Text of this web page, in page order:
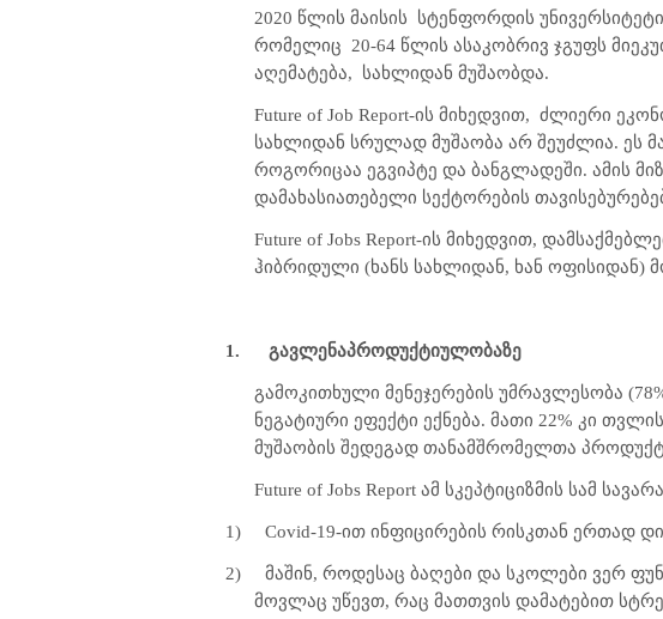
2020 წლის მაისის სტენფორდის
რომელიც
20-64 წლის ასაკობრივ ჯგუფს
აღემატება,
სახლიდან მუშაობდა.
Future of Job Report-ის მიხედვით, ძლიერი
სახლიდან სრულად მუშაობა არ შეუძლია. ეს
როგორიცაა ეგვიპტე და ბანგლადეში. ამის
დამახასიათებელი სექტორების
Future of Jobs Report-ის მიხედვით,
ჰიბრიდული (ხანს სახლიდან, ხან ოფისიდან)
1. გავლენაპროდუქტიულობაზე
გამოკითხული მენეჯერების უმრავლესობა
ნეგატიური ეფექტი ექნება. მათი 22% კი
მუშაობის შედეგად თანამშრომელთა
Future of Jobs Report ამ სკეპტიციზმის სამ
1) Covid-19-ით ინფიცირების რისკთან ერთად
2)
მაშინ, როდესაც ბაღები და სკოლები ვერ
მოვლაც უწევთ, რაც მათთვის დამატებით